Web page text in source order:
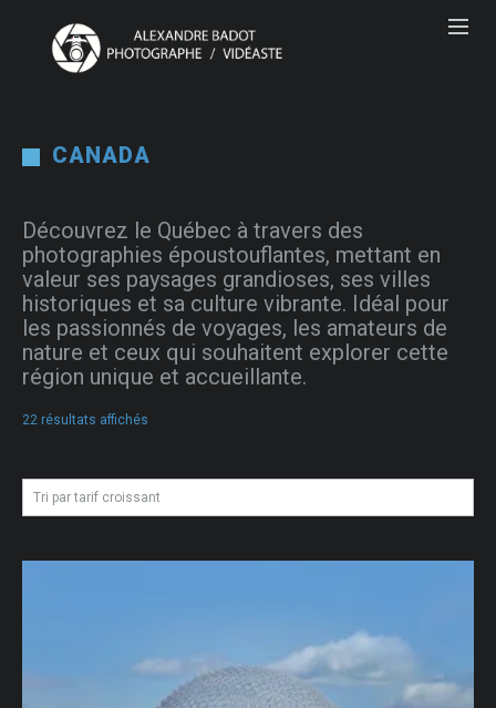
CANADA
Découvrez le Québec à travers des
photographies époustouflantes, mettant en
valeur ses paysages grandioses, ses villes
historiques et sa culture vibrante. Idéal pour
les passionnés de voyages, les amateurs de
nature et ceux qui souhaitent explorer cette
région unique et accueillante.
22 résultats affichés
prix